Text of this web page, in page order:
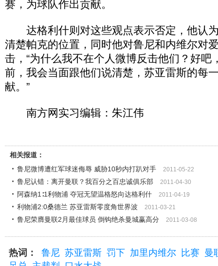
赛，为球队作出贡献。
达格利什则对这些观点表示否定，他认
清楚帕克的位置，同时他对鲁尼和内维尔对
击，“为什么我不在个人微博反击他们？好吧
前，我会当面跟他们说清楚，苏亚雷斯的每
献。”
南方网实习编辑：朱江伟
相关报道：
鲁尼微博遭红军球迷侮辱 威胁10秒内打趴对手
2011-05-22
鲁尼认错：离开曼联？我百分之百忠诚俱乐部 2011-04-30
阿森纳1∶1利物浦 夺冠无望温格怒向达格利什 2011-04-19
利物浦2:0桑德兰 苏亚雷斯零度角世界波 2011-03-21
鲁尼荣膺曼联2月最佳球员 倒钩绝杀曼城赢高分 2011-03-08
热词： 鲁尼 苏亚雷斯 罚下 加里内维尔 比赛
曼